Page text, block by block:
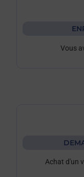
Vous
Achat d'un